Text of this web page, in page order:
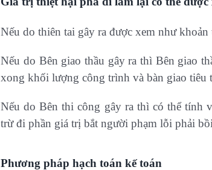
Nếu do thiên tai gây ra được xem như
Nếu do Bên giao thầu gây ra thì Bên giao
xong khối lượng công trình và bàn giao tiêu
Nếu do Bên thi công gây ra thì có thể tính
trừ đi phần giá trị bắt người phạm lỗi phải
Phương pháp hạch toán kế toán